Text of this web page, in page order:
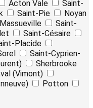
Acton Vale
Saint-
Saint-Pie
Noyan
Massueville
Saint-
Saint-Césaire
Placide
Saint-Cyprien-
Sherbrooke
(Vimont)
Potton